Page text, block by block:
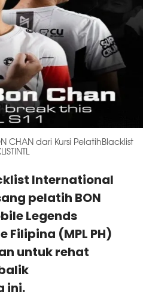
CHAN dari Kursi PelatihBlacklist
International
pelatih BON
Legends
Filipina (MPL PH)
untuk rehat
ini.